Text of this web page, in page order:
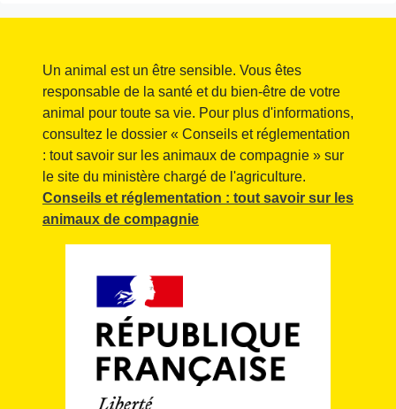
Un animal est un être sensible. Vous êtes
responsable de la santé et du bien-être de votre
animal pour toute sa vie. Pour plus d'informations,
consultez le dossier « Conseils et réglementation
: tout savoir sur les animaux de compagnie » sur
le site du ministère chargé de l'agriculture.
Conseils et réglementation : tout savoir sur les
animaux de compagnie